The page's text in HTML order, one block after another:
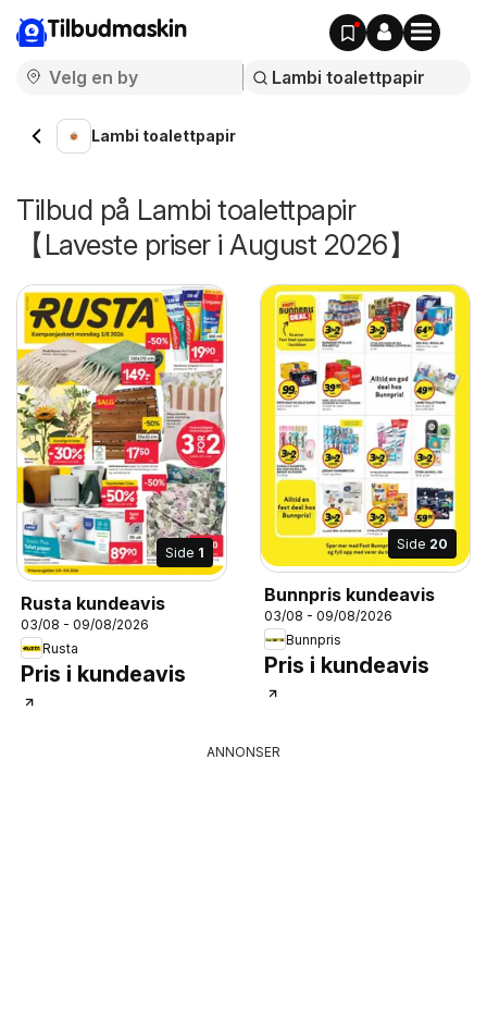
Tilbudmaskin
Lambi toalettpapir
Tilbud på Lambi toalettpapir
【Laveste priser i August 2026】
Side 1
Rusta kundeavis
03/08 - 09/08/2026
Rusta
Pris i kundeavis
Side 20
Bunnpris kundeavis
03/08 - 09/08/2026
Bunnpris
Pris i kundeavis
ANNONSER